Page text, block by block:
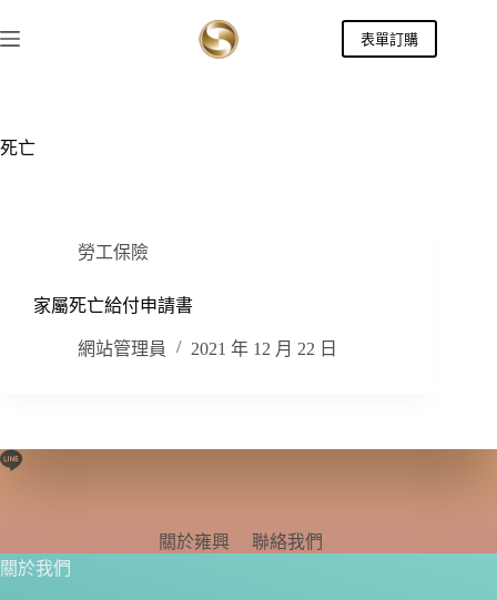
至
容
表單訂購
死亡
勞工保險
家屬死亡給付申請書
網站管理員 2021 年 12 月 22 日
關於雍興
聯絡我們
關於我們